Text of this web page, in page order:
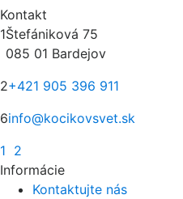
Kontakt
1Štefániková 75
085 01 Bardejov
2+421 905 396 911
6info@kocikovsvet.sk
1 2
Informácie
Kontaktujte nás